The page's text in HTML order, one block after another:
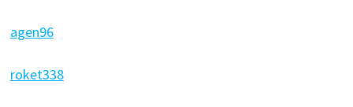
agen96
roket338